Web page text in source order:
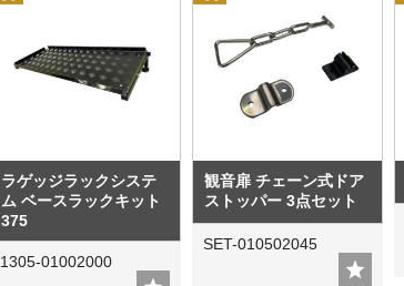
ラゲッジラックシステ
ム ベースラックキット
375
1305-01002000
観音扉 チェーン式ドア
ストッパー 3点セット
SET-010502045